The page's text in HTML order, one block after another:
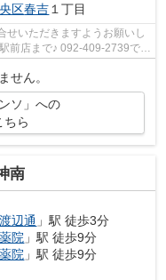
区春吉 １丁目
せいただきますようお願いし
前店まで♪ 092-409-2739で
せん。
ソ」への
ちら
南
渡辺通 」駅 徒歩3分
薬院 」駅 徒歩9分
薬院 」駅 徒歩9分